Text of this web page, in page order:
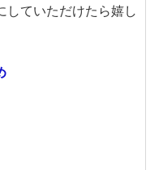
していただけたら嬉し